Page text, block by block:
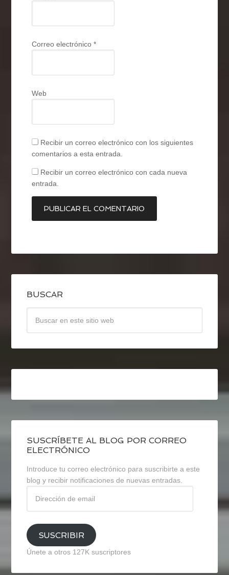
Correo electrónico*
Web
Recibir un correo electrónico con los siguientes
comentarios a esta entrada.
Recibir un correo electrónico con cada nueva
entrada.
BUSCAR
SUSCRÍBETE AL BLOG POR CORREO
ELECTRÓNICO
Introduce tu correo electrónico para suscribirte a este
blog y recibir notificaciones de nuevas entradas.
email
SUSCRIBIR
Únete a otros 127K suscriptores